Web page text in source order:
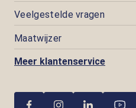
Veelgestelde vragen
Maatwijzer
Meer klantenservice